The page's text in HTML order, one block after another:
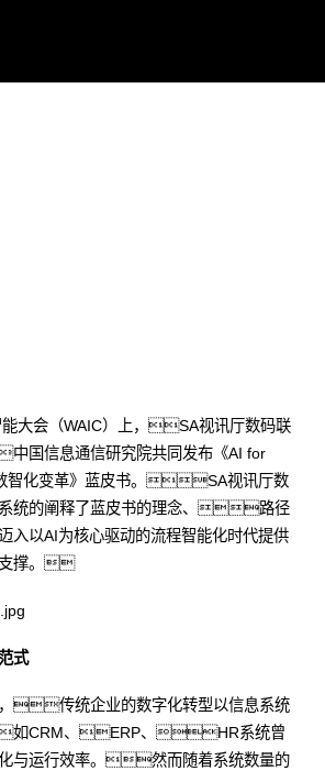
大会（WAIC）上，SA视讯厅数码联
国信息通信研究院共同发布《AI for
智化变革》蓝皮书。SA视讯厅数
系统的阐释了蓝皮书的理念、路径
以AI为核心驱动的流程智能化时代提供
支撑。
式
传统企业的数字化转型以信息系统
如CRM、ERP、HR系统曾
与运行效率。然而随着系统数量的